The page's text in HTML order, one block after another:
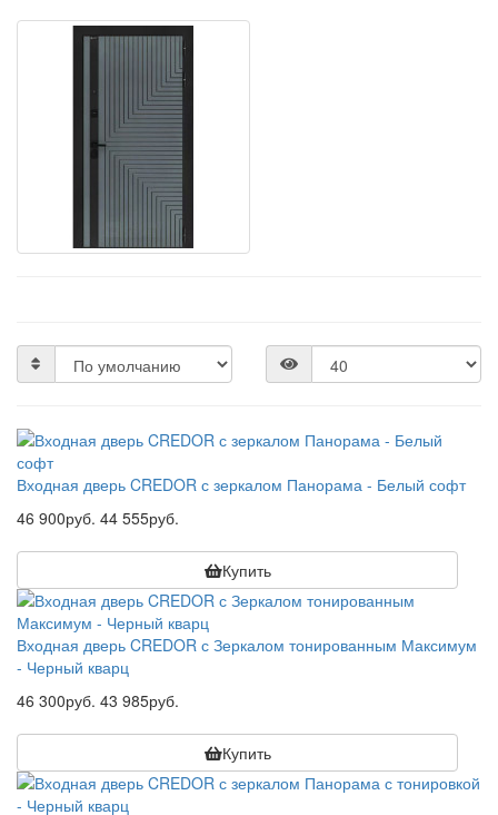
Входная дверь CREDOR с зеркалом Панорама - Белый софт
46 900руб. 44 555руб.
Купить
Входная дверь CREDOR с Зеркалом тонированным Максимум
- Черный кварц
46 300руб. 43 985руб.
Купить